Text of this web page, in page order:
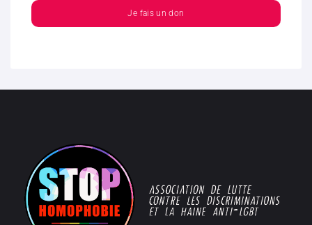
Je fais un don